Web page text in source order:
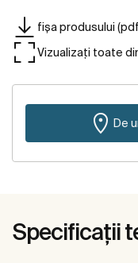
fișa produsului
Vizualizați toate
De
Specificații